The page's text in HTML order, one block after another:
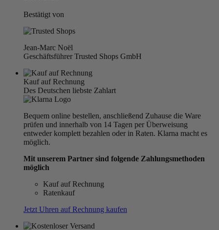
Bestätigt von
Jean-Marc Noël
Geschäftsführer Trusted Shops GmbH
Kauf auf Rechnung
Des Deutschen liebste Zahlart
Bequem online bestellen, anschließend Zuhause die Ware
prüfen und innerhalb von 14 Tagen per Überweisung
entweder komplett bezahlen oder in Raten. Klarna macht es
möglich.
Mit unserem Partner sind folgende Zahlungsmethoden
möglich
Kauf auf Rechnung
Ratenkauf
Jetzt Uhren auf Rechnung kaufen